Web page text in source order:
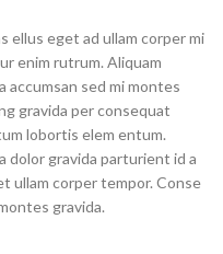
ellus eget ad ullam corper mi
enim rutrum. Aliquam
accumsan sed mi montes
gravida per consequat
lobortis elem entum.
dolor gravida parturient id a
ullam corper tempor. Conse
gravida.